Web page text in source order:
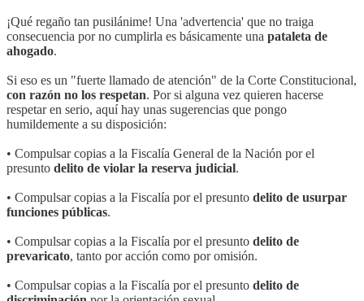
¡Qué regaño tan pusilánime! Una 'advertencia' que no traiga
consecuencia por no cumplirla es básicamente una pataleta de
ahogado.
Si eso es un "fuerte llamado de atención" de la Corte Constitucional,
con razón no los respetan. Por si alguna vez quieren hacerse
respetar en serio, aquí hay unas sugerencias que pongo
humildemente a su disposición:
• Compulsar copias a la Fiscalía General de la Nación por el
presunto delito de violar la reserva judicial.
• Compulsar copias a la Fiscalía por el presunto delito de usurpar
funciones públicas.
• Compulsar copias a la Fiscalía por el presunto delito de
prevaricato, tanto por acción como por omisión.
• Compulsar copias a la Fiscalía por el presunto delito de